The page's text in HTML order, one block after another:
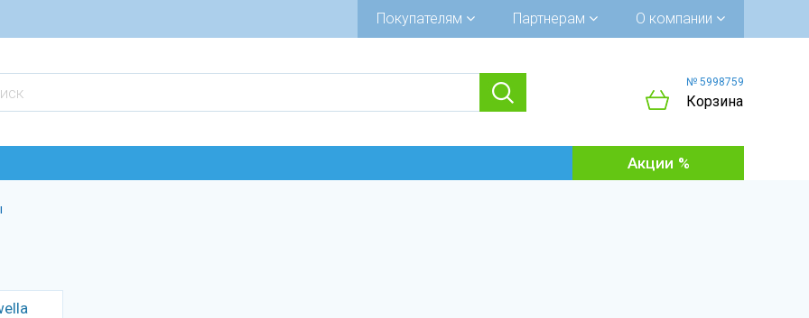
Покупателям Партнерам О компании
№ 5998759
Корзина
Акции